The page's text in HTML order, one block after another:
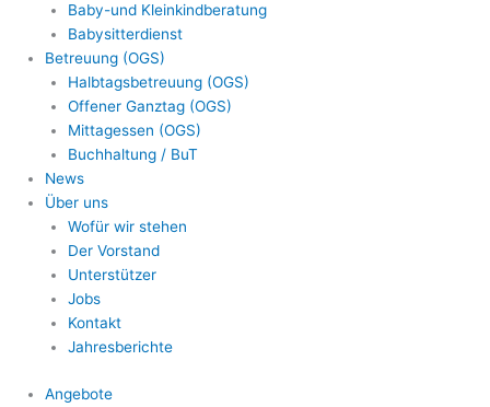
Baby-und Kleinkindberatung
Babysitterdienst
Betreuung (OGS)
Halbtagsbetreuung (OGS)
Offener Ganztag (OGS)
Mittagessen (OGS)
Buchhaltung / BuT
News
Über uns
Wofür wir stehen
Der Vorstand
Unterstützer
Jobs
Kontakt
Jahresberichte
Angebote